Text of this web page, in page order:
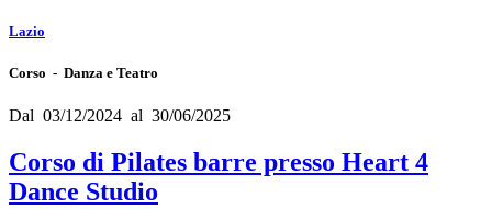
Lazio
Corso - Danza e Teatro
Dal 03/12/2024 al 30/06/2025
Corso di Pilates barre presso Heart 4
Dance Studio